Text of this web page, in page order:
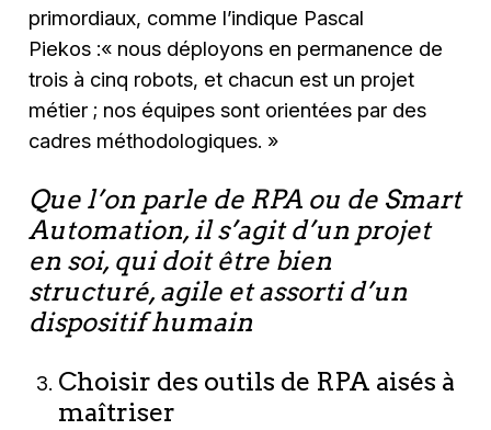
primordiaux, comme l’indique Pascal
Piekos :« nous déployons en permanence de
trois à cinq robots, et chacun est un projet
métier ; nos équipes sont orientées par des
cadres méthodologiques. »
Que l’on parle de RPA ou de Smart
Automation, il s’agit d’un projet
en soi, qui doit être bien
structuré, agile et assorti d’un
dispositif humain
Choisir des outils de RPA aisés à
maîtriser